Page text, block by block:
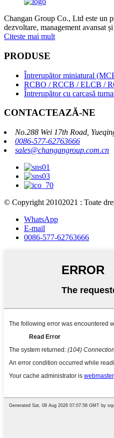
Changan Group Co., Ltd este un
dezvoltare, management avansat
Citeste mai mult
PRODUSE
Întrerupător miniatural
RCBO / RCCB / ELCB /
Întrerupător cu carcasă
CONTACTEAZĂ-NE
No.288 Wei 17th Road,
0086-577-62763666
sales@changangroup.com.cn
© Copyright 20102021 : Toate
WhatsApp
E-mail
0086-577-62763666